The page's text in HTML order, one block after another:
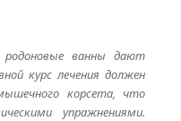
родоновые ванны дают
курс лечения должен
корсета, что
упражнениями.